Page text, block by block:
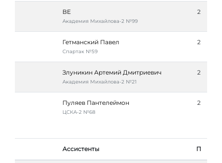
ВЕ
Академия Михайлова-2 №99
2
Гетманский Павел
Спартак №59
2
Злуникин Артемий Дмитриевич
Академия Михайлова-2 №21
2
Пуляев Пантелеймон
ЦСКА-2 №68
2
Ассистенты П